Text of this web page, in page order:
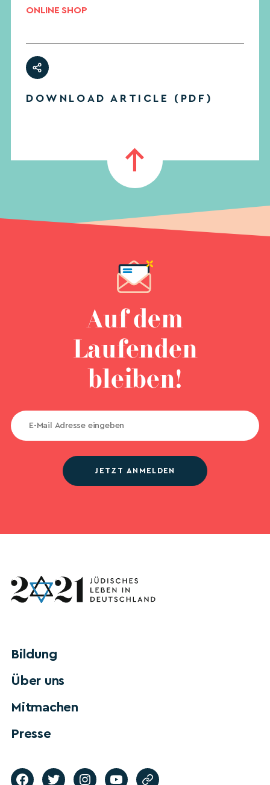
ONLINE SHOP
DOWNLOAD ARTICLE (PDF)
Auf dem
Laufenden
bleiben!
JETZT ANMELDEN
Bildung
Über uns
Mitmachen
Presse